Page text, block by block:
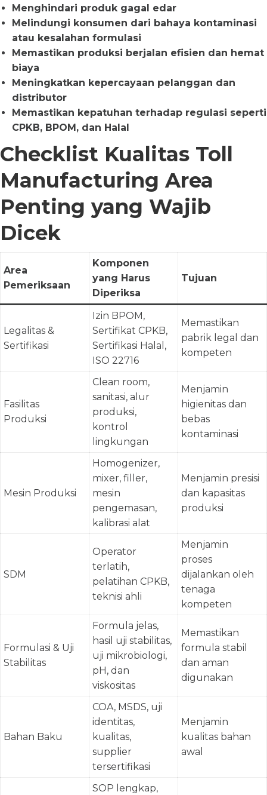
Menghindari produk gagal edar
Melindungi konsumen dari bahaya kontaminasi
atau kesalahan formulasi
Memastikan produksi berjalan efisien dan hemat
biaya
Meningkatkan kepercayaan pelanggan dan
distributor
Memastikan kepatuhan terhadap regulasi seperti
CPKB, BPOM, dan Halal
Checklist Kualitas Toll
Manufacturing Area
Penting yang Wajib
Dicek
Area
Pemeriksaan
Komponen
yang Harus
Diperiksa
Tujuan
Legalitas &
Sertifikasi
Izin BPOM,
Sertifikat CPKB,
Sertifikasi Halal,
ISO 22716
Memastikan
pabrik legal dan
kompeten
Fasilitas
Produksi
Clean room,
sanitasi, alur
produksi,
kontrol
lingkungan
Menjamin
higienitas dan
bebas
kontaminasi
Mesin Produksi
Homogenizer,
mixer, filler,
mesin
pengemasan,
kalibrasi alat
Menjamin presisi
dan kapasitas
produksi
SDM
Operator
terlatih,
pelatihan CPKB,
teknisi ahli
Menjamin
proses
dijalankan oleh
tenaga
kompeten
Formulasi & Uji
Stabilitas
Formula jelas,
hasil uji stabilitas,
uji mikrobiologi,
pH, dan
viskositas
Memastikan
formula stabil
dan aman
digunakan
Bahan Baku
COA, MSDS, uji
identitas,
kualitas,
supplier
tersertifikasi
Menjamin
kualitas bahan
awal
SOP lengkap,